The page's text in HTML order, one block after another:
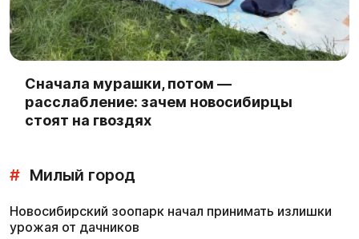
Сначала мурашки, потом —
расслабление: зачем новосибирцы
стоят на гвоздях
# Милый город
Новосибирский зоопарк начал принимать излишки
урожая от дачников